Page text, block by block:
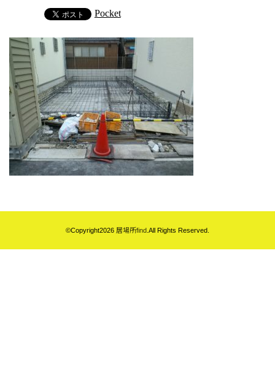
Pocket
©Copyright2026 居場所find.All Rights Reserved.